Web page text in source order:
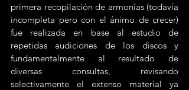
primera recopilación de armonías (todavía
incompleta pero con el ánimo de crecer)
fue realizada en base al estudio de
repetidas audiciones de los discos y
fundamentalmente al resultado de
diversas consultas, revisando
selectivamente el extenso material ya